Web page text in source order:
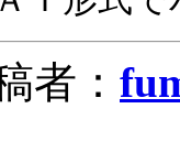
者：